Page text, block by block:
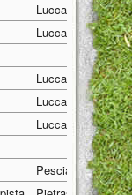
Lucca
30/
Lucca
26/
01/
Lucca
20/
Lucca
17/
Lucca
05/
01/
Pescia
15/